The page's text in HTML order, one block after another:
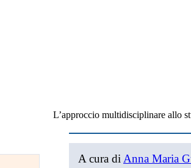
L’approccio multidisciplinare allo
A cura di Anna Maria